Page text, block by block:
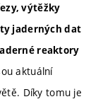
výtěžky
jaderných dat
reaktory
aktuální
Díky tomu je